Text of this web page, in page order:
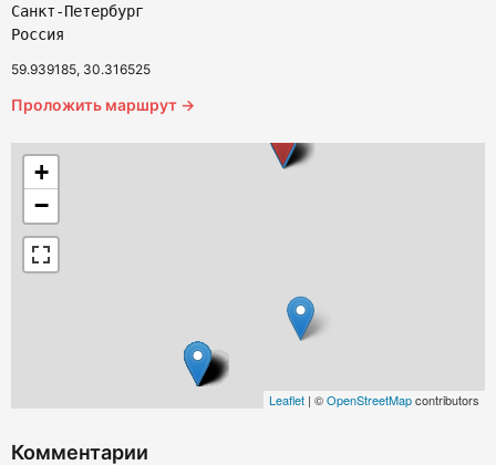
Санкт-Петербург
Россия
59.939185, 30.316525
Проложить маршрут →
+
−
Leaflet | ©OpenStreetMapcontributors
Комментарии